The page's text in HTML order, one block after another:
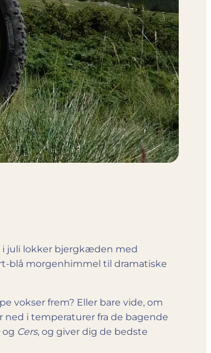
i juli lokker bjergkæden med
blå morgenhimmel til dramatiske
vokser frem? Eller bare vide, om
ned i temperaturer fra de bagende
og Cers, og giver dig de bedste